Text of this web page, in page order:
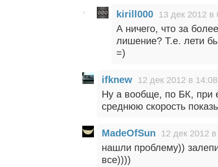
kirill000 13 дек 2012 в
А ничего, что за
лишение? Т.е. лети
=)
ifknew 12 дек 2012 в 14:08
Ну а вообще, по БК, при
среднюю скорость
MadeOfSun 12 дек 2012
нашли проблему))
все))))